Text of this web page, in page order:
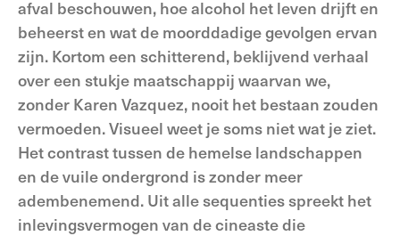
afval beschouwen, hoe alcohol het leven drijft en
beheerst en wat de moorddadige gevolgen ervan
zijn. Kortom een schitterend, beklijvend verhaal
over een stukje maatschappij waarvan we,
zonder Karen Vazquez, nooit het bestaan zouden
vermoeden. Visueel weet je soms niet wat je ziet.
Het contrast tussen de hemelse landschappen
en de vuile ondergrond is zonder meer
adembenemend. Uit alle sequenties spreekt het
inlevingsvermogen van de cineaste die